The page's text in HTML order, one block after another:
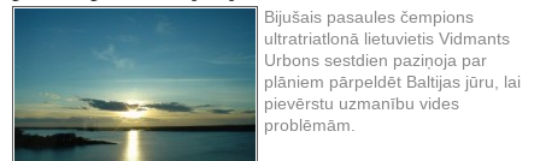
Bijušais pasaules čempions
ultratriatlonā lietuvietis Vidmants
Urbons sestdien paziņoja par
plāniem pārpeldēt Baltijas jūru, lai
pievērstu uzmanību vides
problēmām.